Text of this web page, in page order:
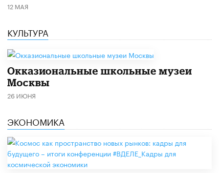
12 МАЯ
КУЛЬТУРА
​Окказиональные школьные музеи
Москвы
26 ИЮНЯ
ЭКОНОМИКА